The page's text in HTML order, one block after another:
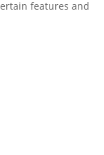
features and